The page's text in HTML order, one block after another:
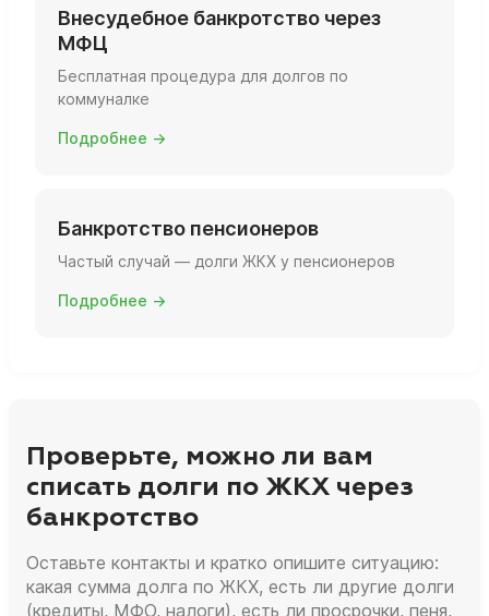
Внесудебное банкротство через
МФЦ
Бесплатная процедура для долгов по
коммуналке
Подробнее →
Банкротство пенсионеров
Частый случай — долги ЖКХ у пенсионеров
Подробнее →
Проверьте, можно ли вам
списать долги по ЖКХ через
банкротство
Оставьте контакты и кратко опишите ситуацию:
какая сумма долга по ЖКХ, есть ли другие долги
(кредиты, МФО, налоги), есть ли просрочки, пеня,